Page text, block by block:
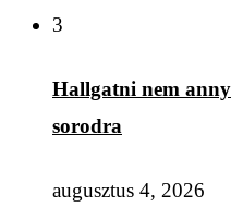
3
Hallgatni nem
sorodra
augusztus 4, 2026